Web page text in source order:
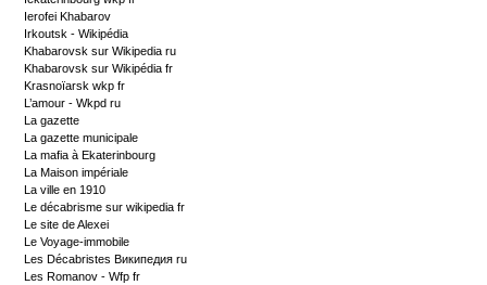
Ierofei Khabarov
Irkoutsk - Wikipédia
Khabarovsk sur Wikipedia ru
Khabarovsk sur Wikipédia fr
Krasnoïarsk wkp fr
L’amour - Wkpd ru
La gazette
La gazette municipale
La mafia à Ekaterinbourg
La Maison impériale
La ville en 1910
Le décabrisme sur wikipedia fr
Le site de Alexei
Le Voyage-immobile
Les Décabristes Википедия ru
Les Romanov - Wfp fr